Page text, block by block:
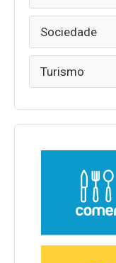
Sociedade
Turismo